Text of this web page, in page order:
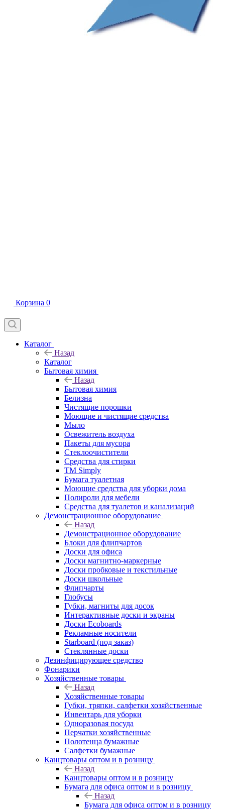
Корзина 0
Каталог
Назад
Каталог
Бытовая химия
Назад
Бытовая химия
Белизна
Чистящие порошки
Моющие и чистящие средства
Мыло
Освежитель воздуха
Пакеты для мусора
Стеклоочистители
Средства для стирки
TM Simply
Бумага туалетная
Моющие средства для уборки дома
Полироли для мебели
Средства для туалетов и канализаций
Демонстрационное оборудование
Назад
Демонстрационное оборудование
Блоки для флипчартов
Доски для офиса
Доски магнитно-маркерные
Доски пробковые и текстильные
Доски школьные
Флипчарты
Глобусы
Губки, магниты для досок
Интерактивные доски и экраны
Доски Ecoboards
Рекламные носители
Starboard (под заказ)
Стеклянные доски
Дезинфицирующее средство
Фонарики
Хозяйственные товары
Назад
Хозяйственные товары
Губки, тряпки, салфетки хозяйственные
Инвентарь для уборки
Одноразовая посуда
Перчатки хозяйственные
Полотенца бумажные
Салфетки бумажные
Канцтовары оптом и в розницу
Назад
Канцтовары оптом и в розницу
Бумага для офиса оптом и в розницу
Назад
Бумага для офиса оптом и в розницу